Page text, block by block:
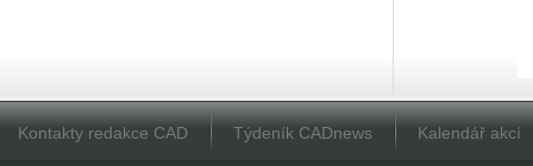
Kontakty redakce CAD Týdeník CADnews Kalendář akcí